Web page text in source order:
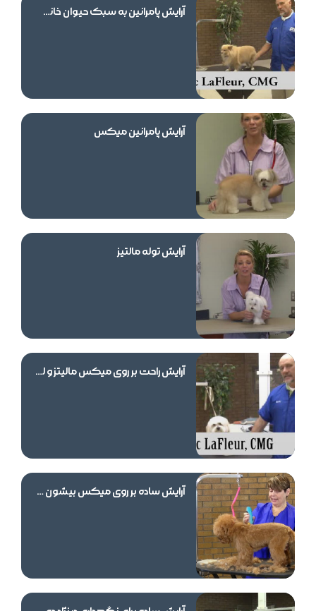
آرایش پامرانین به سبک حیوان خانگی
آرایش پامرانین میکس
آرایش توله مالتیز
آرایش راحت بر روی میکس مالیتز و لهاساآپسو
آرایش ساده بر روی میکس بیشون شیتزو